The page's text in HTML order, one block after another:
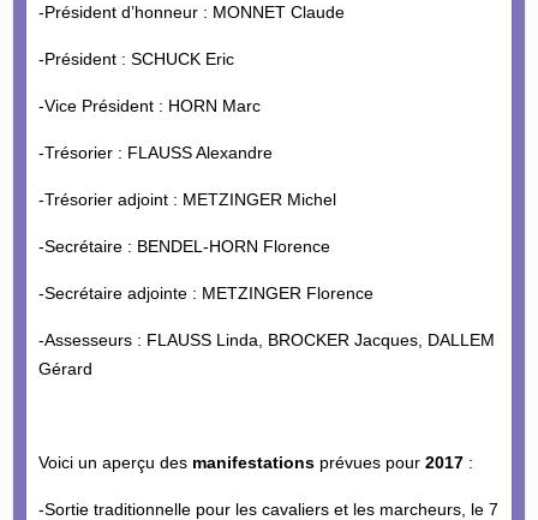
-Président d’honneur : MONNET Claude
-Président : SCHUCK Eric
-Vice Président : HORN Marc
-Trésorier : FLAUSS Alexandre
-Trésorier adjoint : METZINGER Michel
-Secrétaire : BENDEL-HORN Florence
-Secrétaire adjointe : METZINGER Florence
-Assesseurs : FLAUSS Linda, BROCKER Jacques, DALLEM
Gérard
Voici un aperçu des manifestationsprévues pour 2017:
-Sortie traditionnelle pour les cavaliers et les marcheurs, le 7